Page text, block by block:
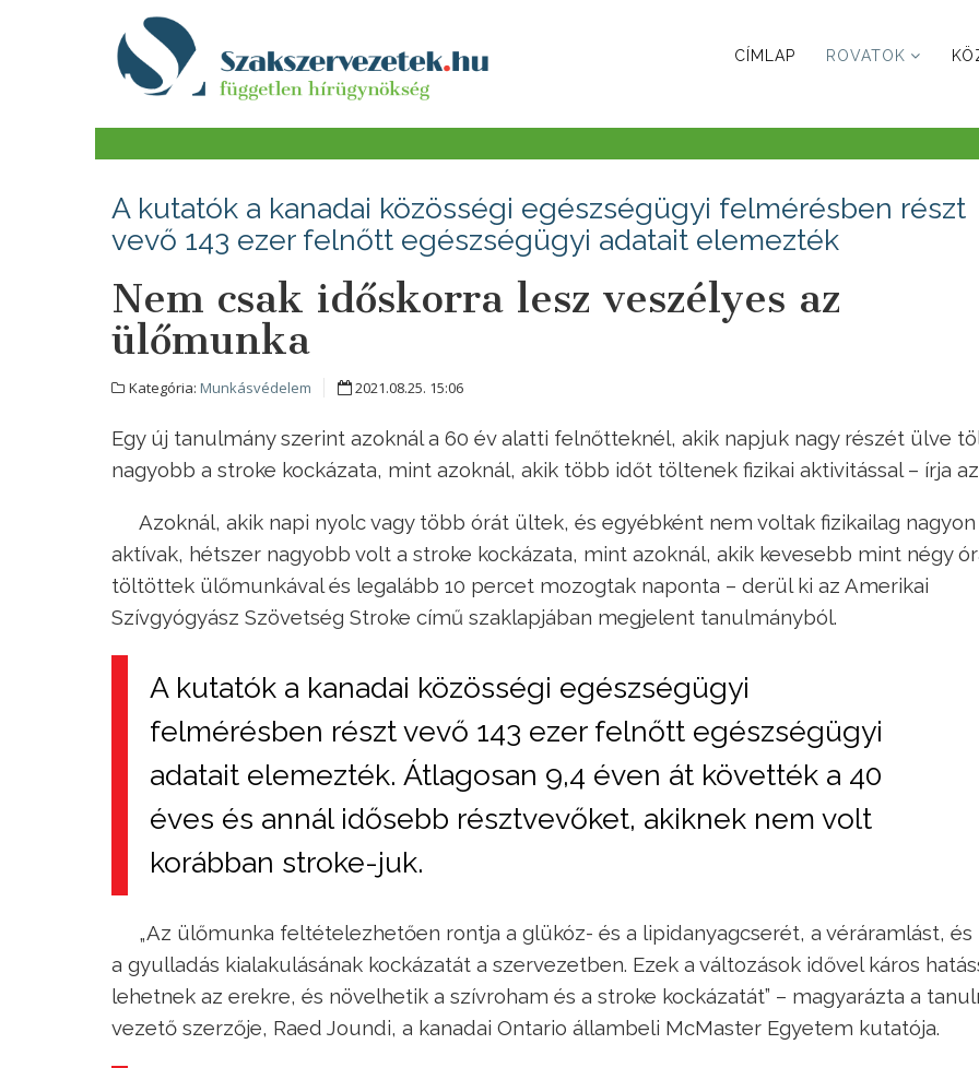
CÍMLAP ROVATOK
A kutatók a kanadai közösségi egészségügyi felmérésben részt
vevő 143 ezer felnőtt egészségügyi adatait elemezték
Nem csak időskorra lesz veszélyes az
ülőmunka
Kategória: Munkásvédelem 2021.08.25. 15:06
Egy új tanulmány szerint azoknál a 60 év alatti felnőtteknél, akik napjuk nagy részét ülve
nagyobb a stroke kockázata, mint azoknál, akik több időt töltenek fizikai aktivitással – írja
Azoknál, akik napi nyolc vagy több órát ültek, és egyébként nem voltak fizikailag nagyon
aktívak, hétszer nagyobb volt a stroke kockázata, mint azoknál, akik kevesebb mint négy
töltöttek ülőmunkával és legalább 10 percet mozogtak naponta – derül ki az Amerikai
Szívgyógyász Szövetség Stroke című szaklapjában megjelent tanulmányból.
A kutatók a kanadai közösségi egészségügyi
felmérésben részt vevő 143 ezer felnőtt egészségügyi
adatait elemezték. Átlagosan 9,4 éven át követték a 40
éves és annál idősebb résztvevőket, akiknek nem volt
korábban stroke-juk.
„Az ülőmunka feltételezhetően rontja a glükóz- és a lipidanyagcserét, a véráramlást, és
a gyulladás kialakulásának kockázatát a szervezetben. Ezek a változások idővel káros
lehetnek az erekre, és növelhetik a szívroham és a stroke kockázatát” – magyarázta a
vezető szerzője, Raed Joundi, a kanadai Ontario állambeli McMaster Egyetem kutatója.